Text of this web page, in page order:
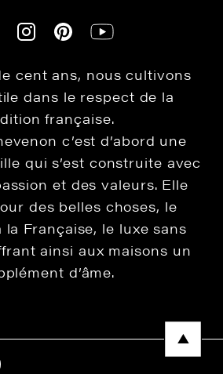
cent ans, nous cultivons
dans le respect de la
française.
c’est d’abord une
qui s’est construite avec
et des valeurs. Elle
des belles choses, le
Française, le luxe sans
ainsi aux maisons un
d’âme.